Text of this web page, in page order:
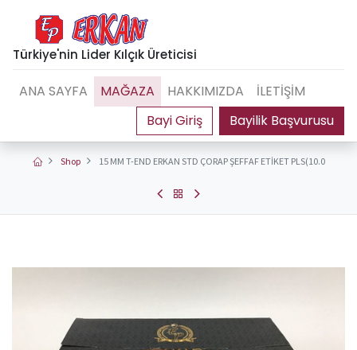
Türkiye'nin Lider Kılçık Üreticisi
Bayilik Başvurusu
ANA SAYFA MAĞAZA HAKKIMIZDA İLETİŞİM
Shop 15 MM T-END ERKAN STD ÇORAP ŞEFFAF ETİKET PLS(10.0